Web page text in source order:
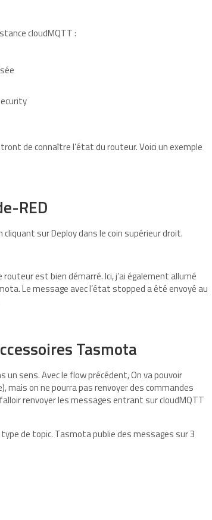
cloudMQTT :
de connaître l’état du routeur. Voici un exemple
RED
sur Deploy dans le coin supérieur droit.
est bien démarré. Ici, j’ai également allumé
Le message avec l’état stopped a été envoyé au
Tasmota
sens. Avec le flow précédent, On va pouvoir
on ne pourra pas renvoyer des commandes
renvoyer les messages entrant sur cloudMQTT
de topic. Tasmota publie des messages sur 3